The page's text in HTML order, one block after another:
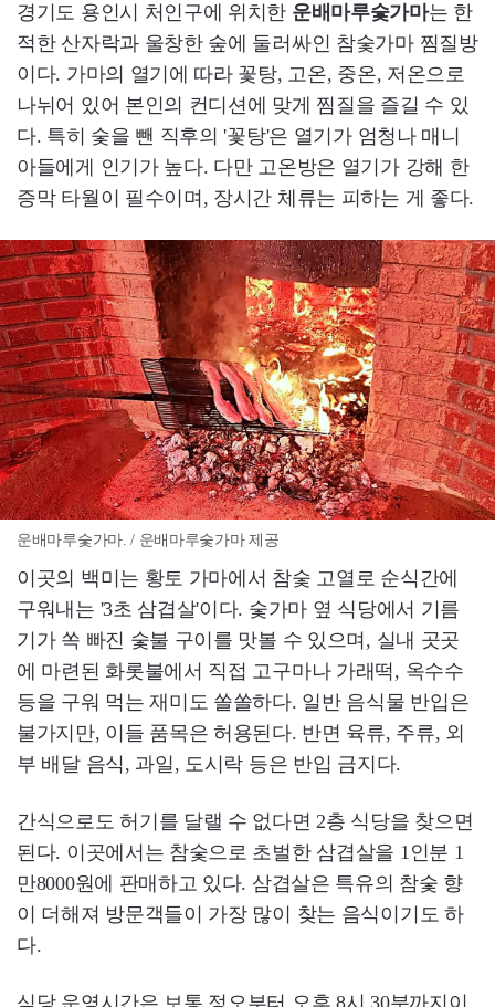
경기도 용인시 처인구에 위치한 운배마루숯가마는 한
적한 산자락과 울창한 숲에 둘러싸인 참숯가마 찜질방
이다. 가마의 열기에 따라 꽃탕, 고온, 중온, 저온으로
나뉘어 있어 본인의 컨디션에 맞게 찜질을 즐길 수 있
다. 특히 숯을 뺀 직후의 '꽃탕'은 열기가 엄청나 매니
아들에게 인기가 높다. 다만 고온방은 열기가 강해 한
증막 타월이 필수이며, 장시간 체류는 피하는 게 좋다.
운배마루숯가마. / 운배마루숯가마 제공
이곳의 백미는 황토 가마에서 참숯 고열로 순식간에
구워내는 '3초 삼겹살'이다. 숯가마 옆 식당에서 기름
기가 쏙 빠진 숯불 구이를 맛볼 수 있으며, 실내 곳곳
에 마련된 화롯불에서 직접 고구마나 가래떡, 옥수수
등을 구워 먹는 재미도 쏠쏠하다. 일반 음식물 반입은
불가지만, 이들 품목은 허용된다. 반면 육류, 주류, 외
부 배달 음식, 과일, 도시락 등은 반입 금지다.
간식으로도 허기를 달랠 수 없다면 2층 식당을 찾으면
된다. 이곳에서는 참숯으로 초벌한 삼겹살을 1인분 1
만8000원에 판매하고 있다. 삼겹살은 특유의 참숯 향
이 더해져 방문객들이 가장 많이 찾는 음식이기도 하
다.
식당 운영시간은 보통 정오부터 오후 8시 30분까지이